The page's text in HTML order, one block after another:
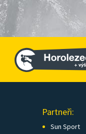
Partneři:
Sun Sport